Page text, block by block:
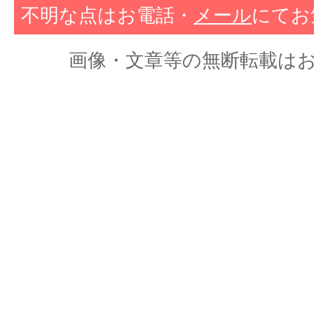
不明な点はお電話・ メールにて
画像・文章等の無断転載